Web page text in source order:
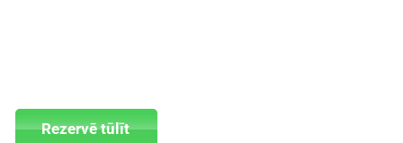
Rezervē tūlīt